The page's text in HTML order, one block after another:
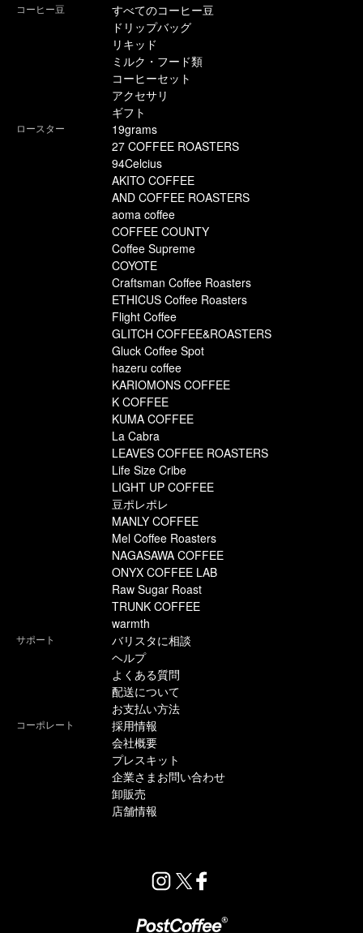
コーヒー豆
すべてのコーヒー豆
ドリップバッグ
リキッド
ミルク・フード類
コーヒーセット
アクセサリ
ギフト
ロースター
19grams
27 COFFEE ROASTERS
94Celcius
AKITO COFFEE
AND COFFEE ROASTERS
aoma coffee
COFFEE COUNTY
Coffee Supreme
COYOTE
Craftsman Coffee Roasters
ETHICUS Coffee Roasters
Flight Coffee
GLITCH COFFEE&ROASTERS
Gluck Coffee Spot
hazeru coffee
KARIOMONS COFFEE
K COFFEE
KUMA COFFEE
La Cabra
LEAVES COFFEE ROASTERS
Life Size Cribe
LIGHT UP COFFEE
豆ポレポレ
MANLY COFFEE
Mel Coffee Roasters
NAGASAWA COFFEE
ONYX COFFEE LAB
Raw Sugar Roast
TRUNK COFFEE
warmth
サポート
バリスタに相談
ヘルプ
よくある質問
配送について
お支払い方法
コーポレート
採用情報
会社概要
プレスキット
企業さまお問い合わせ
卸販売
店舗情報